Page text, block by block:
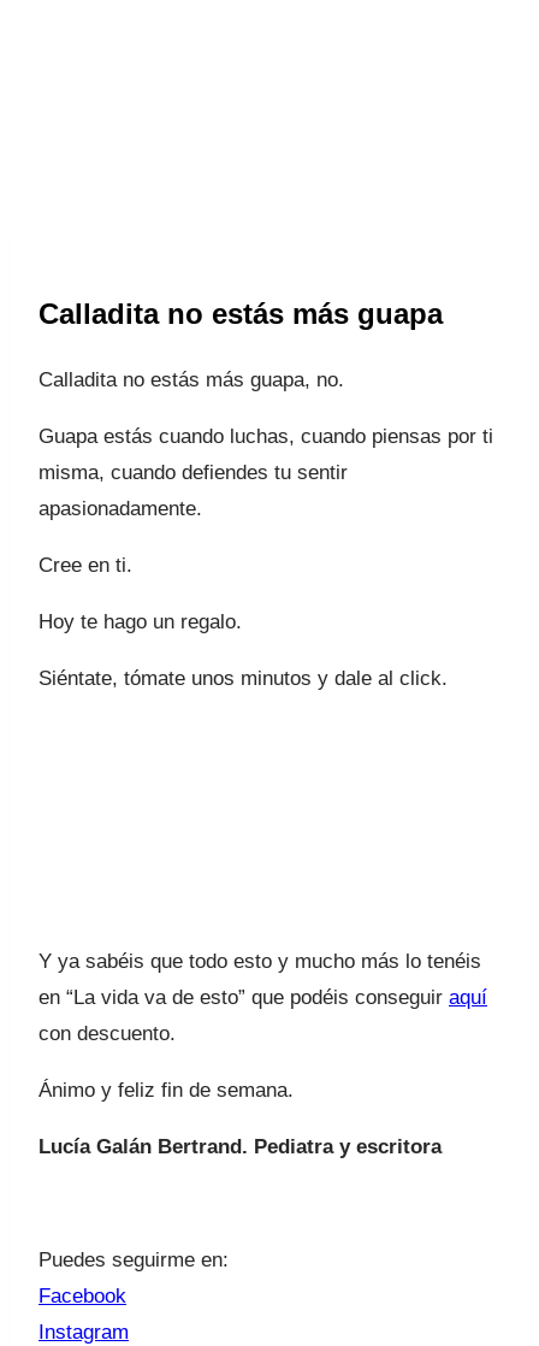
Calladita no estás más guapa
Calladita no estás más guapa, no.
Guapa estás cuando luchas, cuando piensas por ti
misma, cuando defiendes tu sentir
apasionadamente.
Cree en ti.
Hoy te hago un regalo.
Siéntate, tómate unos minutos y dale al click.
Y ya sabéis que todo esto y mucho más lo tenéis
en “La vida va de esto” que podéis conseguir aquí
con descuento.
Ánimo y feliz fin de semana.
Lucía Galán Bertrand. Pediatra y escritora
Puedes seguirme en:
Facebook
Instagram